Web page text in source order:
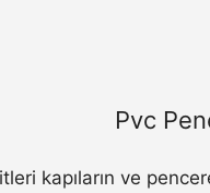
Pvc
kapıların ve